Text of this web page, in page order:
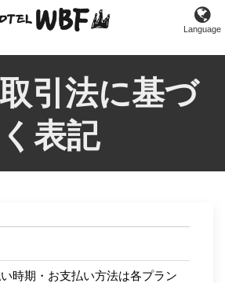
Language
引法に基づ
く表記
時期・お支払い方法は各プラン